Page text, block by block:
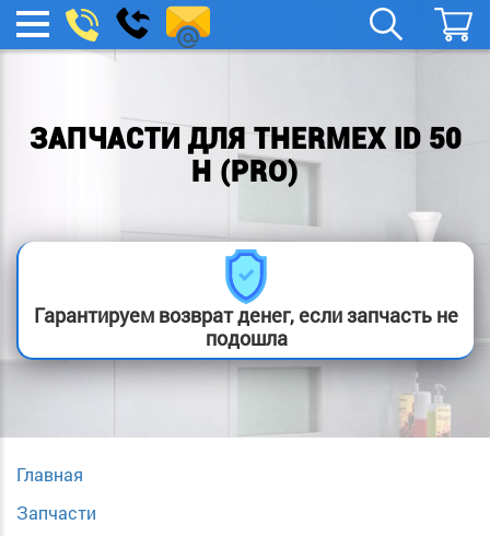
МЕНЮ
boylera@yandex.ru
Заказать
звонок
ЗАПЧАСТИ ДЛЯ THERMEX ID 50
H (PRO)
Гарантируем возврат денег, если запчасть не
подошла
Главная
Запчасти